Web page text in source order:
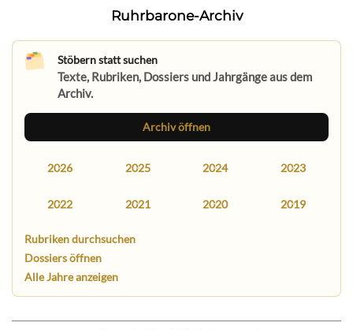
Ruhrbarone-Archiv
Stöbern statt suchen
Texte, Rubriken, Dossiers und Jahrgänge aus dem
Archiv.
Archiv öffnen
2026 2025 2024 2023
2022 2021 2020 2019
Rubriken durchsuchen
Dossiers öffnen
Alle Jahre anzeigen